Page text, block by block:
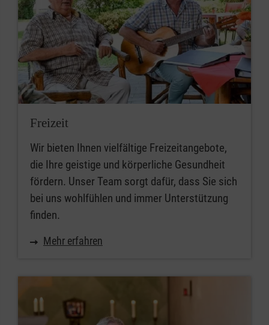
Freizeit
Wir bieten Ihnen vielfältige Freizeitangebote,
die Ihre geistige und körperliche Gesundheit
fördern. Unser Team sorgt dafür, dass Sie sich
bei uns wohlfühlen und immer Unterstützung
finden.
Mehr erfahren